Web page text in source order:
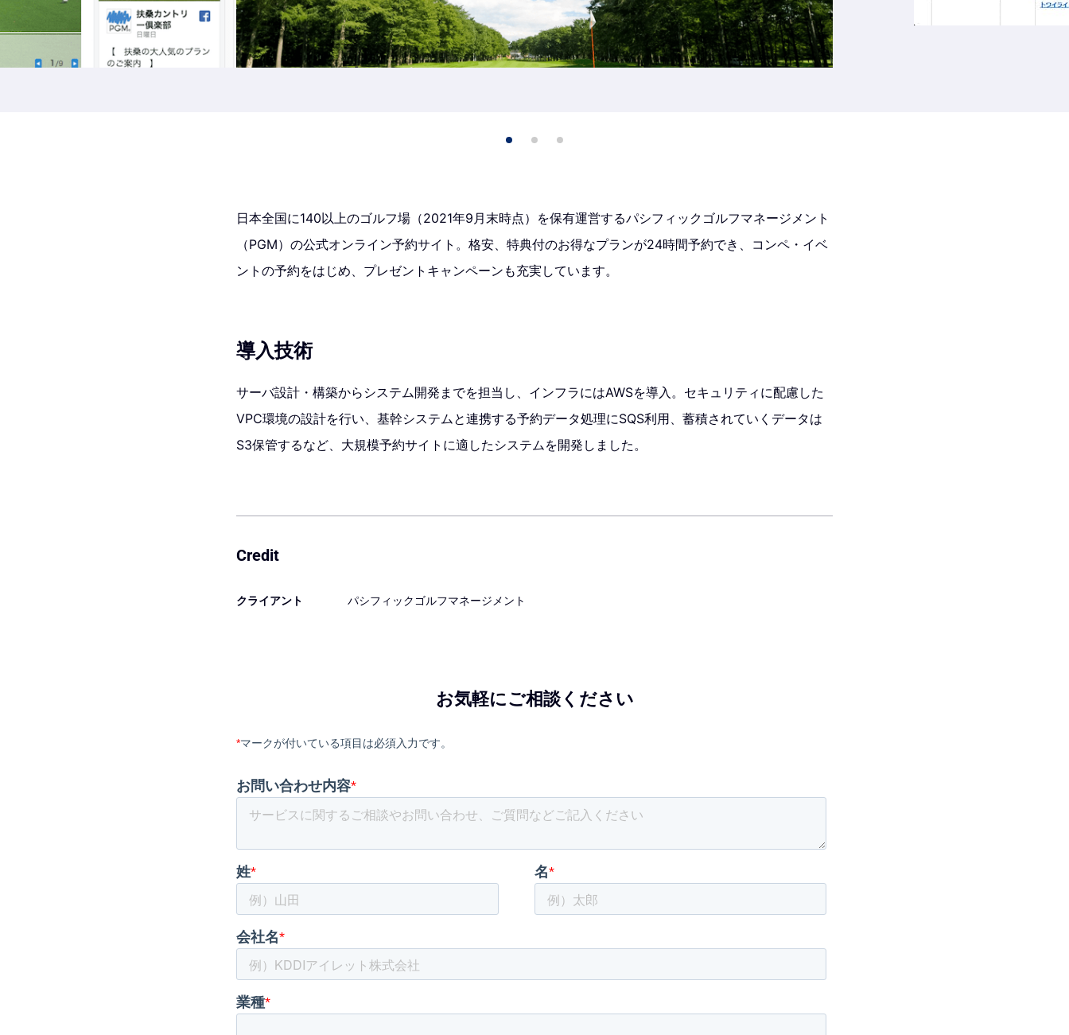
日本全国に140以上のゴルフ場（2021年9月末時点）を保有運営するパシフィックゴルフマネージメント
（PGM）の公式オンライン予約サイト。格安、特典付のお得なプランが24時間予約でき、コンペ・イベ
ントの予約をはじめ、プレゼントキャンペーンも充実しています。
導入技術
サーバ設計・構築からシステム開発までを担当し、インフラにはAWSを導入。セキュリティに配慮した
VPC環境の設計を行い、基幹システムと連携する予約データ処理にSQS利用、蓄積されていくデータは
S3保管するなど、大規模予約サイトに適したシステムを開発しました。
Credit
クライアント パシフィックゴルフマネージメント
お気軽にご相談ください